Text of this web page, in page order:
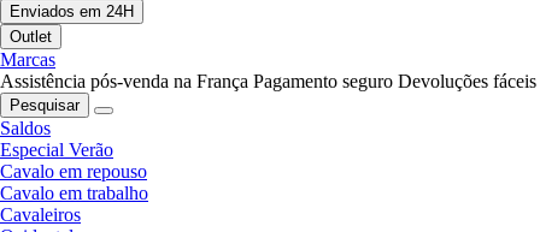
Enviados em 24H
Outlet
Marcas
Assistência pós-venda na França Pagamento seguro Devoluções fáceis
Pesquisar
Saldos
Especial Verão
Cavalo em repouso
Cavalo em trabalho
Cavaleiros